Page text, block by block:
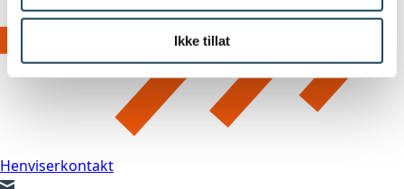
Ikke tillat
Henviserkontakt